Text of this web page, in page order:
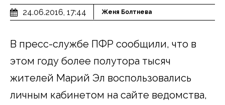
24.06.2016, 17:44 Женя Болтнева
В пресс-службе ПФР сообщили, что в
этом году более полутора тысяч
жителей Марий Эл воспользовались
личным кабинетом на сайте ведомства,